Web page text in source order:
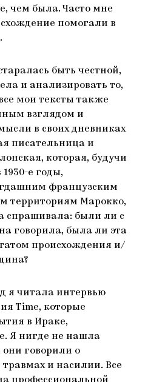
чем была. Часто мне
помогали в
быть честной,
и анализировать то,
мои тексты также
взглядом и
в своих дневниках
писательница и
которая, будучи
е годы,
французским
территориям Марокко,
спрашивала: были ли с
говорила, была ли эта
происхождения и/
я читала интервью
Time, которые
в Ираке,
Я нигде не нашла
они говорили о
травмах и насилии. Все